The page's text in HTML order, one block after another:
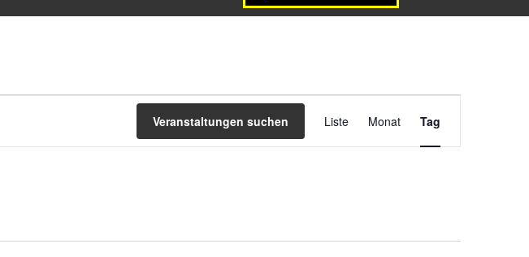
Veranstaltungen suchen
Veranstaltung
Ansichten-
Liste Monat Tag